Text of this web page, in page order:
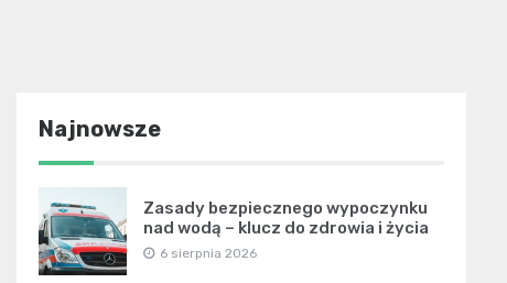
Najnowsze
Zasady bezpiecznego wypoczynku
nad wodą – klucz do zdrowia i życia
6 sierpnia 2026